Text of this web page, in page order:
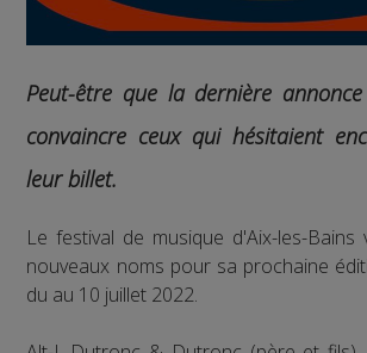
Peut-être que la dernière
convaincre ceux qui hésitaient
leur billet.
Le festival de musique d'Aix-les-Bains
nouveaux noms pour sa prochaine
du au 10 juillet 2022.